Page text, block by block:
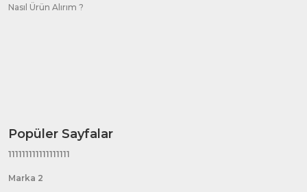
Nasıl Ürün Alırım ?
Popüler Sayfalar
111111111111111111
Marka 2